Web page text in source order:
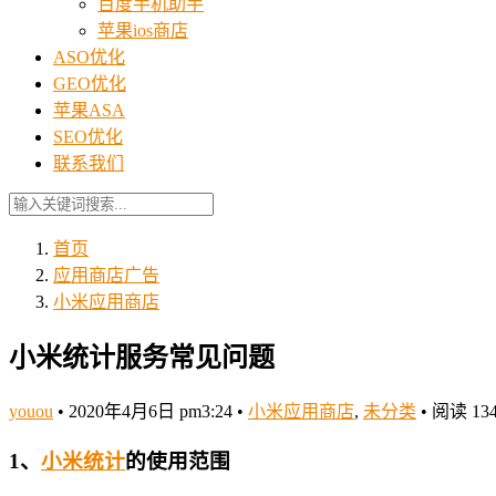
百度手机助手
苹果ios商店
ASO优化
GEO优化
苹果ASA
SEO优化
联系我们
首页
应用商店广告
小米应用商店
小米统计服务常见问题
youou • 2020年4月6日 pm3:24 • 小米应用商店, 未分类 • 阅读
1、 小米统计的使用范围